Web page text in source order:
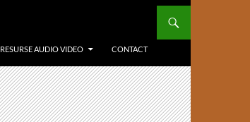
RESURSE AUDIO VIDEO CONTACT